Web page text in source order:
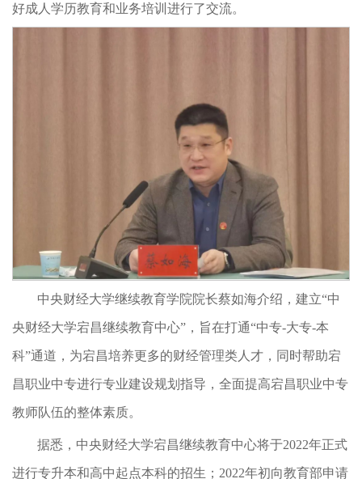
好成人学历教育和业务培训进行了交流。
中央财经大学继续教育学院院长蔡如海介绍，建立“中
央财经大学宕昌继续教育中心”，旨在打通“中专-大专-本
科”通道，为宕昌培养更多的财经管理类人才，同时帮助宕
昌职业中专进行专业建设规划指导，全面提高宕昌职业中专
教师队伍的整体素质。
据悉，中央财经大学宕昌继续教育中心将于2022年正式
进行专升本和高中起点本科的招生；2022年初向教育部申请